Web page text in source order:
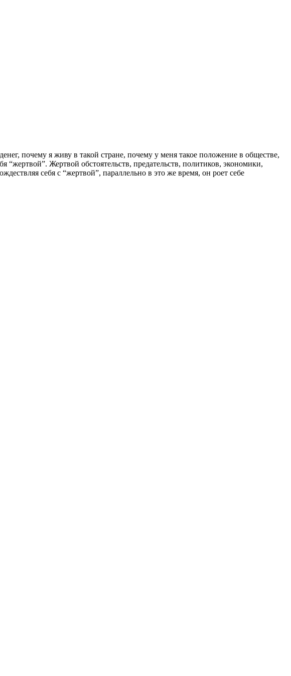
почему я живу в такой стране, почему у меня такое положение в обществе,
“жертвой”. Жертвой обстоятельств, предательств, политиков, экономики,
себя с “жертвой”, параллельно в это же время, он роет себе